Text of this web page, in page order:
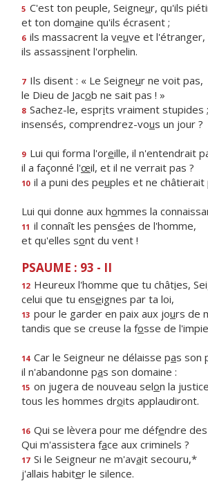
5 C'est ton peuple, Seigneur, qu'ils
et ton domaine qu'ils écrasent ;
6 ils massacrent la veuve et l'étranger,
ils assassinent l'orphelin.
7 Ils disent : « Le Seigneur ne voit pas,
le Dieu de Jacob ne sait pas ! »
8 Sachez-le, esprits vraiment stupides ;
insensés, comprendrez-vous un jour ?
9 Lui qui forma l'oreille, il n'entendrait
il a façonné l'œil, et il ne verrait pas ?
10 il a puni des peuples et ne châtierait
Lui qui donne aux hommes la
11 il connaît les pensées de l'homme,
et qu'elles sont du vent !
PSAUME : 93 - II
12 Heureux l'homme que tu châties,
celui que tu enseignes par ta loi,
13 pour le garder en paix aux jours de
tandis que se creuse la fosse de
14 Car le Seigneur ne délaisse pas son
il n'abandonne pas son domaine :
15 on jugera de nouveau selon la
tous les hommes droits applaudiront.
16 Qui se lèvera pour me défendre
Qui m'assistera face aux criminels ?
17 Si le Seigneur ne m'avait secouru,*
j'allais habiter le silence.